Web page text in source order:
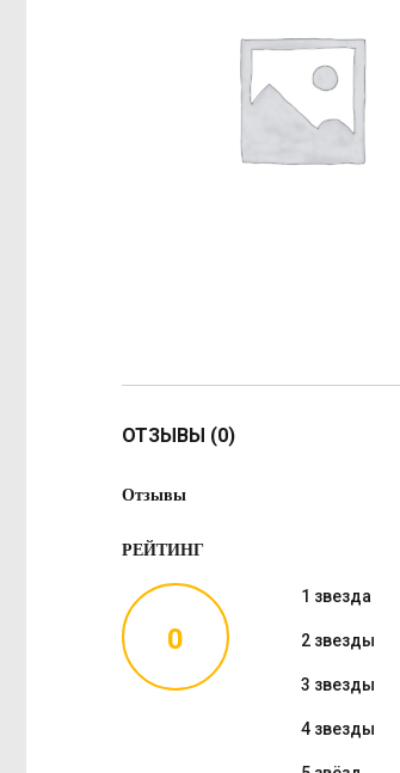
ОТЗЫВЫ (0)
Отзывы
РЕЙТИНГ
0
1 звезда
2 звезды
3 звезды
4 звезды